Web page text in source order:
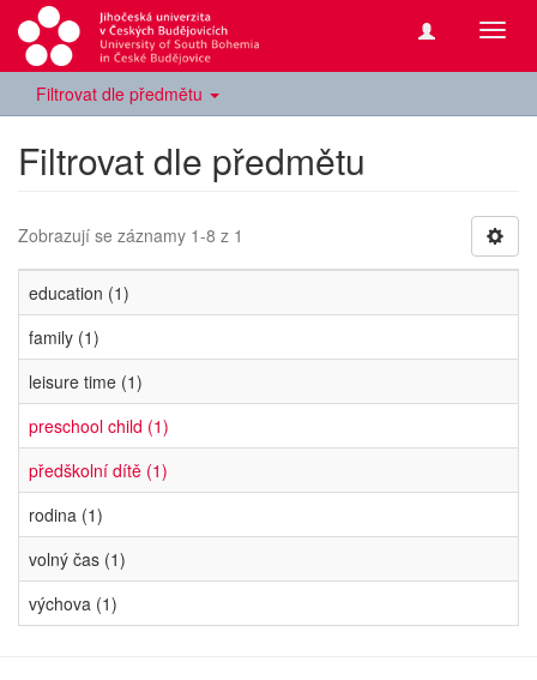
Filtrovat dle předmětu
Filtrovat dle předmětu
Zobrazují se záznamy 1-8 z 1
education (1)
family (1)
leisure time (1)
preschool child (1)
předškolní dítě (1)
rodina (1)
volný čas (1)
výchova (1)